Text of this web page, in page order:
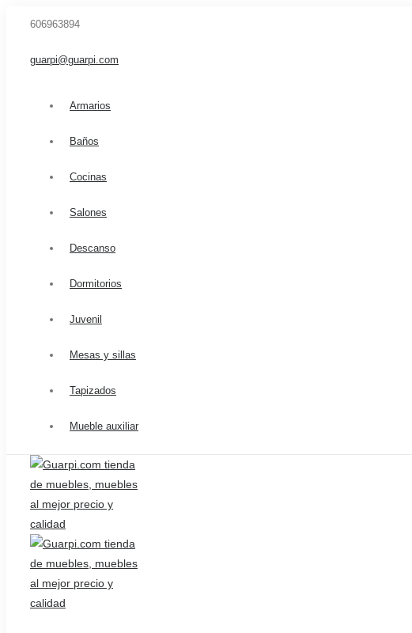
606963894
guarpi@guarpi.com
Armarios
Baños
Cocinas
Salones
Descanso
Dormitorios
Juvenil
Mesas y sillas
Tapizados
Mueble auxiliar